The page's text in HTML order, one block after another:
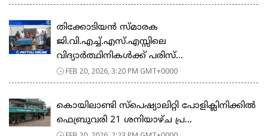
തിക്കോടിയൻ സ്മാരക
ജി.വി.എച്ച്.എസ്.എസ്സിലെ
വിദ്യാർത്ഥിനികൾക്ക് പരിസ്...
FEB 20, 2026, 3:20 PM GMT+0000
കൊയിലാണ്ടി സ്പെഷ്യാലിറ്റി പോളിക്ലിനിക്കിൽ
ഫെബ്രുവരി 21 ശനിയാഴ്ച പ്ര...